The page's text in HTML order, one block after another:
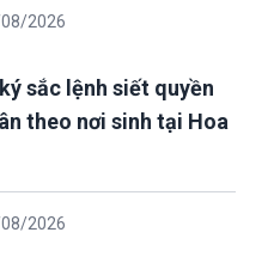
2026
sắc lệnh siết quyền
theo nơi sinh tại Hoa
2026